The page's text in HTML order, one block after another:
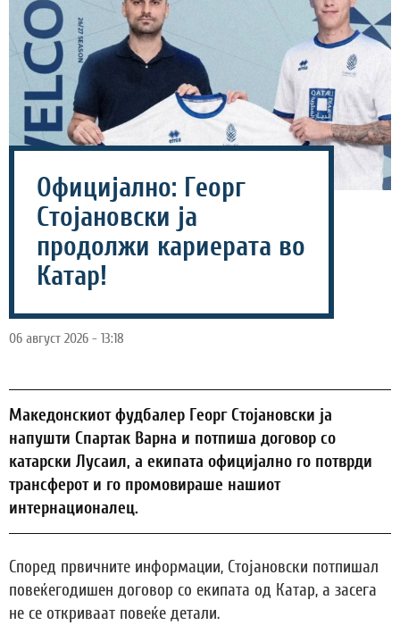
Официјално: Георг
Стојановски ја
продолжи кариерата во
Катар!
06 август 2026 - 13:18
Македонскиот фудбалер Георг Стојановски ја
напушти Спартак Варна и потпиша договор со
катарски Лусаил, а екипата официјално го потврди
трансферот и го промовираше нашиот
интернационалец.
Според првичните информации, Стојановски потпишал
повеќегодишен договор со екипата од Катар, а засега
не се откриваат повеќе детали.